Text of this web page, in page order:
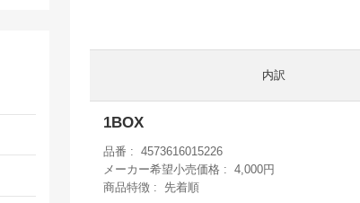
内訳
1BOX
品番
4573616015226
メーカー希望小売価格
4,000円
商品特徴
先着順